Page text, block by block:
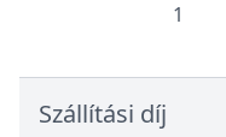
1
Szállítási díj